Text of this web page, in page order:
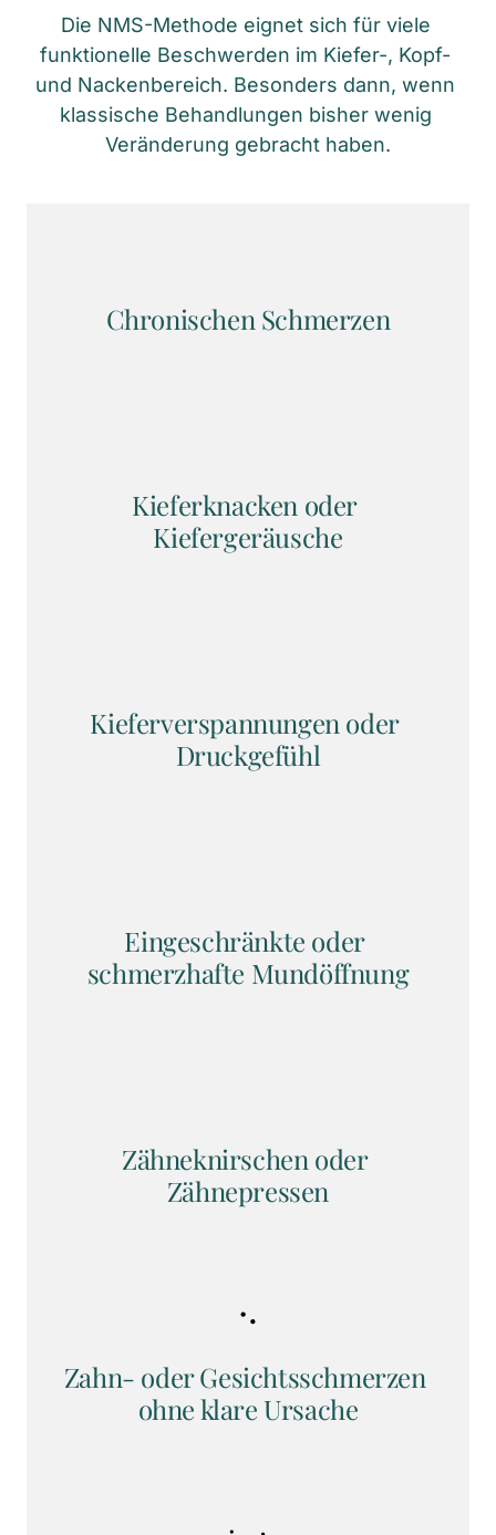
Die NMS-Methode eignet sich für viele
funktionelle Beschwerden im Kiefer-, Kopf-
und Nackenbereich. Besonders dann, wenn
klassische Behandlungen bisher wenig
Veränderung gebracht haben.
Chronischen Schmerzen
Kieferknacken oder
Kiefergeräusche
Kieferverspannungen oder
Druckgefühl
Eingeschränkte oder
schmerzhafte Mundöffnung
Zähneknirschen oder
Zähnepressen
Zahn- oder Gesichtsschmerzen
ohne klare Ursache